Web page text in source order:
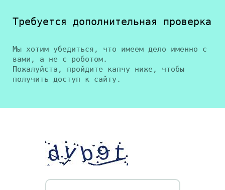
Требуется дополнительная проверка
Мы хотим убедиться, что имеем дело именно с
вами, а не с роботом.
Пожалуйста, пройдите капчу ниже, чтобы
получить доступ к сайту.